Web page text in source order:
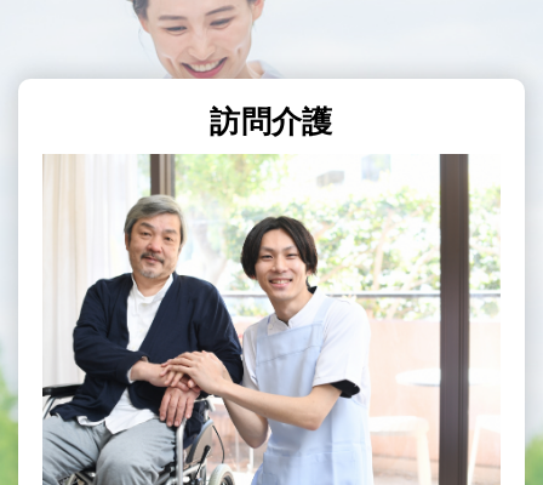
訪問介護